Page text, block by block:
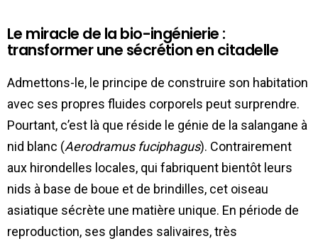
Le miracle de la bio-ingénierie :
transformer une sécrétion en citadelle
Admettons-le, le principe de construire son habitation
avec ses propres fluides corporels peut surprendre.
Pourtant, c’est là que réside le génie de la salangane à
nid blanc (Aerodramus fuciphagus). Contrairement
aux hirondelles locales, qui fabriquent bientôt leurs
nids à base de boue et de brindilles, cet oiseau
asiatique sécrète une matière unique. En période de
reproduction, ses glandes salivaires, très